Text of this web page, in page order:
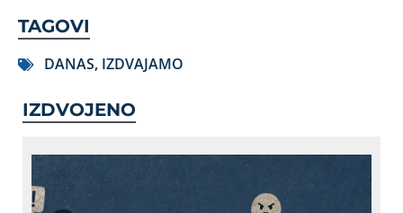
TAGOVI
DANAS, IZDVAJAMO
IZDVOJENO